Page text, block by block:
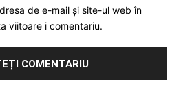
de e-mail și site-ul web în
viitoare i comentariu.